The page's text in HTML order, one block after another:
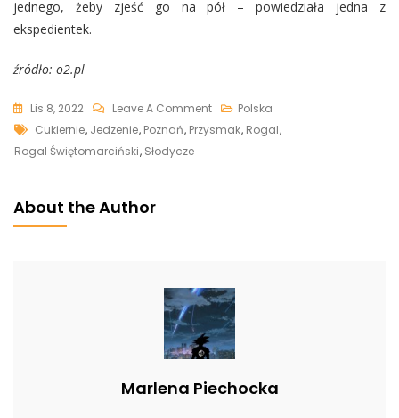
jednego, żeby zjeść go na pół – powiedziała jedna z
ekspedientek.
źródło: o2.pl
Lis 8, 2022 Leave A CommentOn
Ten
Polska
Tags
Cukiernie, Jedzenie, Poznań, Przysmak, Rogal,
Rogal Świętomarciński, Słodycze
About the Author
Marlena Piechocka